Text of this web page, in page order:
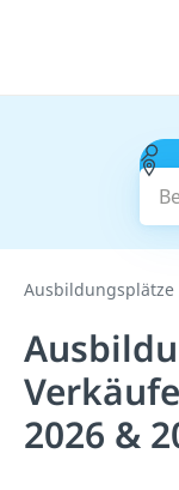
Ausbildungsplätze
2026 &